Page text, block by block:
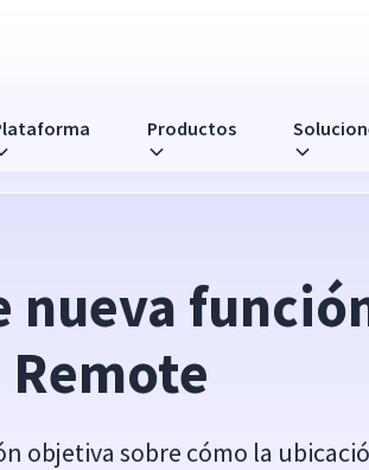
Productos
Office vs Remote
nueva
objetiva sobre cómo la